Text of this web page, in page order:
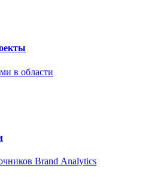
в области
Brand Analytics